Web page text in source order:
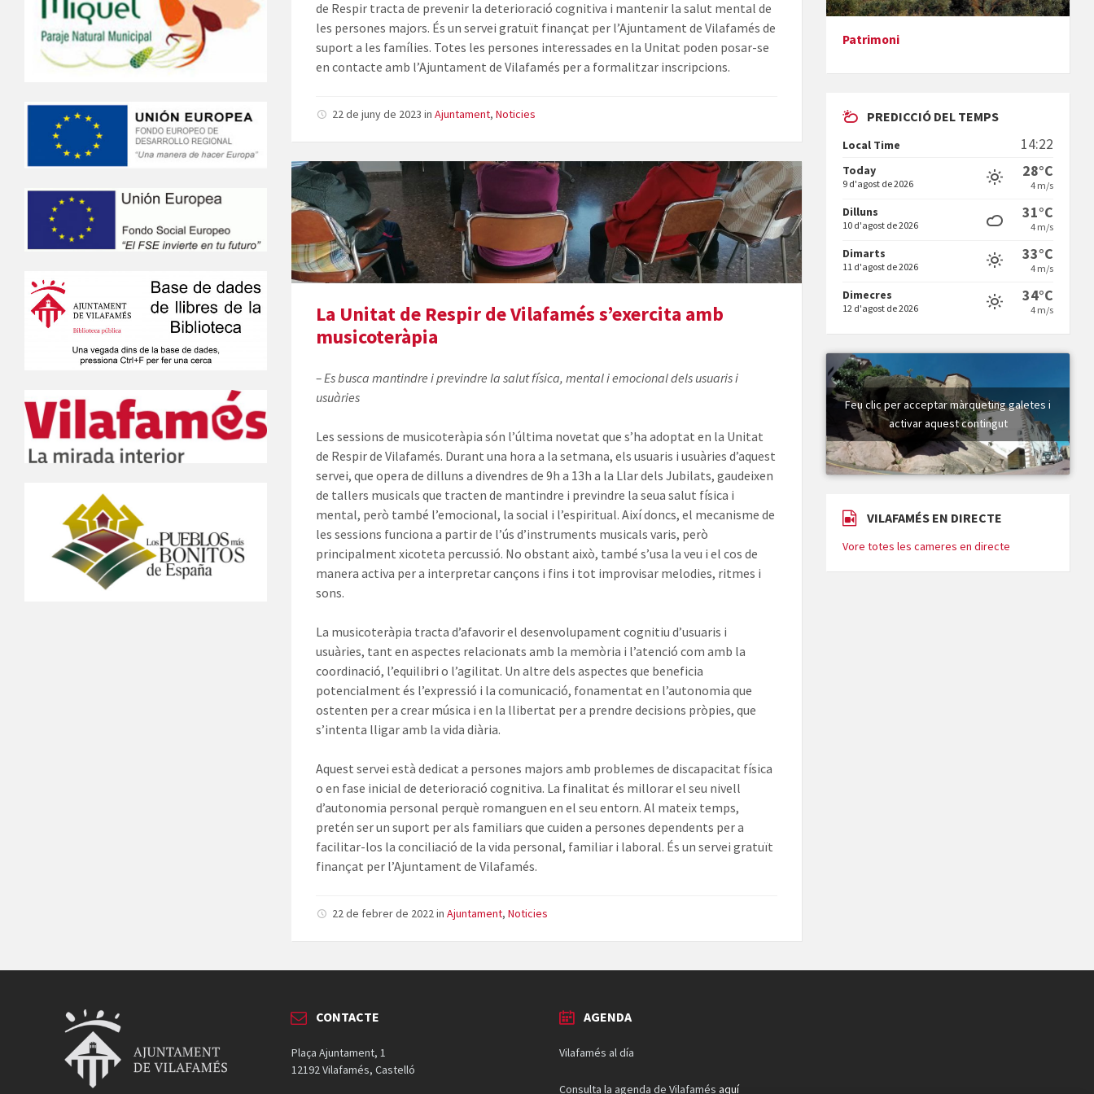
de Respir tracta de prevenir la deterioració cognitiva i mantenir la salut mental de
les persones majors. És un servei gratuït finançat per l’Ajuntament de Vilafamés de
suport a les famílies. Totes les persones interessades en la Unitat poden posar-se
en contacte amb l’Ajuntament de Vilafamés per a formalitzar inscripcions.
22 de juny de 2023inAjuntament,Noticies
La Unitat de Respir de Vilafamés s’exercita amb
musicoteràpia
– Es busca mantindre i previndre la salut física, mental i emocional dels usuaris i
usuàries
Les sessions de musicoteràpia són l’última novetat que s’ha adoptat en la Unitat
de Respir de Vilafamés. Durant una hora a la setmana, els usuaris i usuàries d’aquest
servei, que opera de dilluns a divendres de 9h a 13h a la Llar dels Jubilats, gaudeixen
de tallers musicals que tracten de mantindre i previndre la seua salut física i
mental, però també l’emocional, la social i l’espiritual. Així doncs, el mecanisme de
les sessions funciona a partir de l’ús d’instruments musicals varis, però
principalment xicoteta percussió. No obstant això, també s’usa la veu i el cos de
manera activa per a interpretar cançons i fins i tot improvisar melodies, ritmes i
sons.
La musicoteràpia tracta d’afavorir el desenvolupament cognitiu d’usuaris i
usuàries, tant en aspectes relacionats amb la memòria i l’atenció com amb la
coordinació, l’equilibri o l’agilitat. Un altre dels aspectes que beneficia
potencialment és l’expressió i la comunicació, fonamentat en l’autonomia que
ostenten per a crear música i en la llibertat per a prendre decisions pròpies, que
s’intenta lligar amb la vida diària.
Aquest servei està dedicat a persones majors amb problemes de discapacitat física
o en fase inicial de deterioració cognitiva. La finalitat és millorar el seu nivell
d’autonomia personal perquè romanguen en el seu entorn. Al mateix temps,
pretén ser un suport per als familiars que cuiden a persones dependents per a
facilitar-los la conciliació de la vida personal, familiar i laboral. És un servei gratuït
finançat per l’Ajuntament de Vilafamés.
22 de febrer de 2022inAjuntament,Noticies
mare&quot;, d'Emma Zafon
En Bum
Vermuts a la Font. Hit parit
Patrimoni
PREDICCIÓ DEL TEMPS
Local Time 14:22
Today
9 d'agost de 2026
28°C
4 m/s
Dilluns
10 d'agost de 2026
31°C
4 m/s
Dimarts
11 d'agost de 2026
33°C
4 m/s
Dimecres
12 d'agost de 2026
34°C
4 m/s
Feu clic per acceptar màrqueting galetes i
activar aquest contingut
VILAFAMÉS EN DIRECTE
Vore totes les cameres en directe
CONTACTE
Plaça Ajuntament, 1
12192 Vilafamés, Castelló
AGENDA
Vilafamés al día
Consulta la agenda de Vilafamés aquí